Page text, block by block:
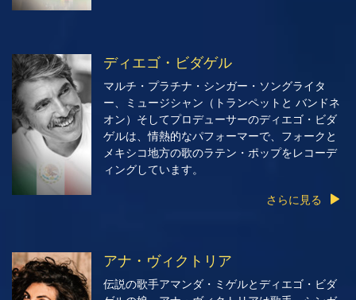
ディエゴ・ビダゲル
マルチ・プラチナ・シンガー・ソングライタ
ー、ミュージシャン（トランペットと バンドネ
オン）そしてプロデューサーのディエゴ・ビダ
ゲルは、情熱的なパフォーマーで、フォークと
メキシコ地方の歌のラテン・ポップをレコーデ
ィングしています。
さらに見る
アナ・ヴィクトリア
伝説の歌手アマンダ・ミゲルとディエゴ・ビダ